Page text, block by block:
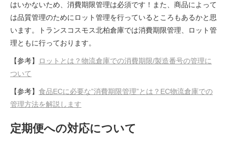
はいかないため、消費期限管理は必須です！また、商品によって
は品質管理のためにロット管理を行っているところもあるかと思
います。トランスコスモス北柏倉庫では消費期限管理、ロット管
理ともに行っております。
【参考】
ロットとは？物流倉庫での消費期限/製造番号の管理に
ついて
【参考】 食品ECに必要な”消費期限管理”とは？EC物流倉庫での
管理方法を解説します
定期便への対応について